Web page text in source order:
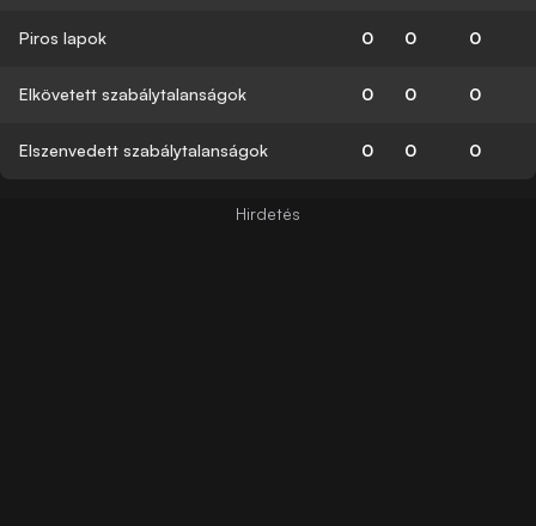
Piros lapok 0 0 0
Elkövetett szabálytalanságok 0 0 0
Elszenvedett szabálytalanságok 0 0 0